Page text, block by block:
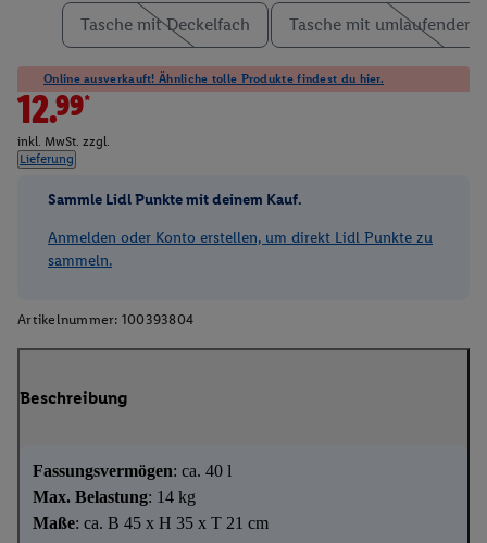
Tasche mit Deckelfach Tasche mit umlaufender
Online ausverkauft! Ähnliche tolle Produkte findest du hier.
12.99*
inkl. MwSt. zzgl.
Lieferung
Sammle Lidl Punkte mit deinem Kauf.
Anmelden oder Konto erstellen, um direkt Lidl Punkte zu
sammeln.
Artikelnummer: 100393804
Beschreibung
Fassungsvermögen: ca. 40 l
Max. Belastung: 14 kg
Maße: ca. B 45 x H 35 x T 21 cm